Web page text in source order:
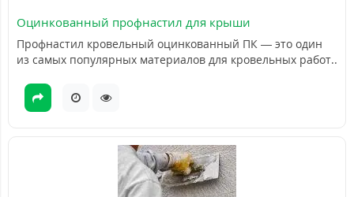
Оцинкованный профнастил для крыши
Профнастил кровельный оцинкованный ПК — это один
из самых популярных материалов для кровельных работ..